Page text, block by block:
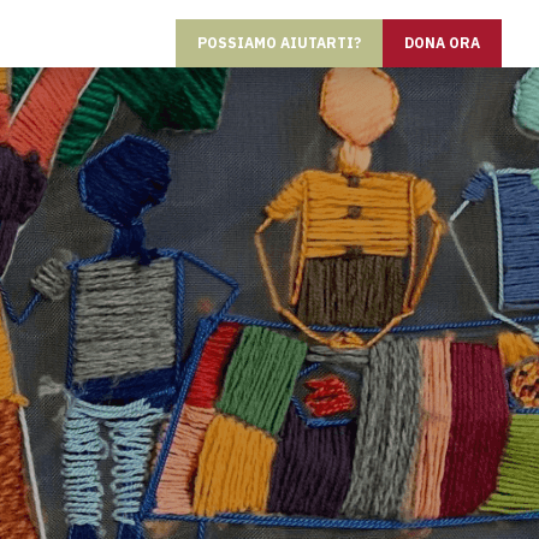
POSSIAMO AIUTARTI? DONA ORA